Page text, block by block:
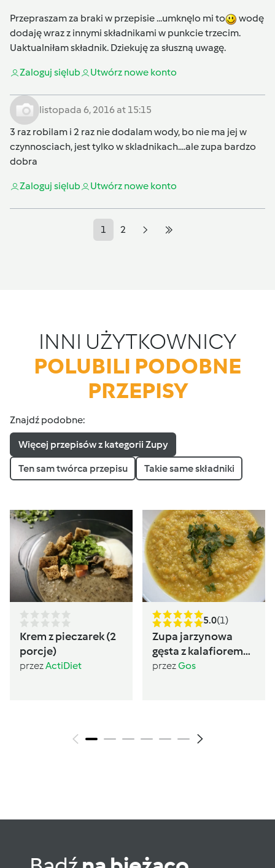
Przepraszam za braki w przepisie ...umknęlo mi to
wodę
dodaję wraz z innymi składnikami w punkcie trzecim.
Uaktualniłam składnik. Dziekuję za słuszną uwagę.
Zaloguj sięlub Utwórz nowe konto
listopada 6, 2016 at 15:15
3 raz robilam i 2 raz nie dodalam wody, bo nie ma jej w
czynnosciach, jest tylko w skladnikach....ale zupa bardzo
dobra
Zaloguj sięlub Utwórz nowe konto
1 2
INNI UŻYTKOWNICY
POLUBILI PODOBNE
PRZEPISY
Znajdź podobne:
Więcej przepisów z kategorii Zupy
Ten sam twórca przepisu Takie same składniki
Krem z pieczarek (2
porcje)
przezActiDiet
5.0(1)
Zupa jarzynowa
gęsta z kalafiorem
(post Dąbrowskiej)
przezGos